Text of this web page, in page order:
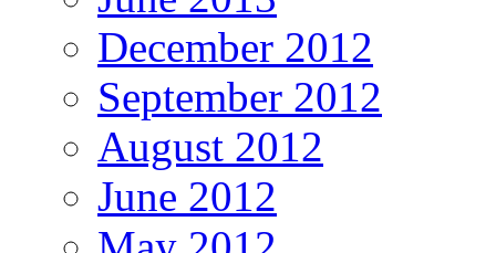
December 2012
September 2012
August 2012
June 2012